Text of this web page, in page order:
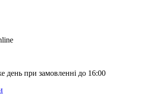
день при замовленні до 16:00